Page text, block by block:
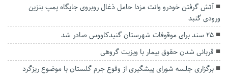
آتش گرفتن خودرو وانت مزدا حامل ذغال روبروی جایگاه پمپ بنزین
ورودی گنبد
۲۵ سند برای موقوفات شهرستان گنبدکاووس صادر شد
قربانی شدن حقوق بیمار با ویزیت گروهی
برگزاری جلسه شورای پیشگیری از وقوع جرم گلستان با موضوع ریزگرد‌